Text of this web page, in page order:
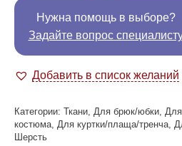
Нужна помощь в выборе?
Задайте вопрос
Добавить в список желаний
Категории: Ткани Для брюк/юбки
костюма Для куртки/плаща/тренча
Шерсть